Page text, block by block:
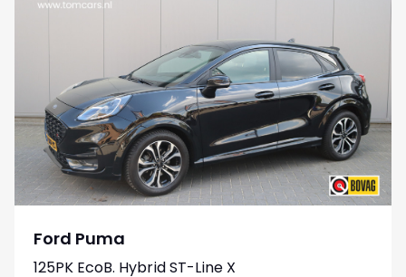
Ford Puma
125PK EcoB. Hybrid ST-Line X